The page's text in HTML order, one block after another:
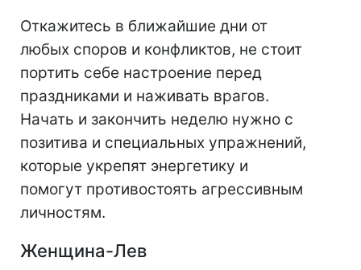
Откажитесь в ближайшие дни от
любых споров и конфликтов, не стоит
портить себе настроение перед
праздниками и наживать врагов.
Начать и закончить неделю нужно с
позитива и специальных упражнений,
которые укрепят энергетику и
помогут противостоять агрессивным
личностям.
Женщина-Лев